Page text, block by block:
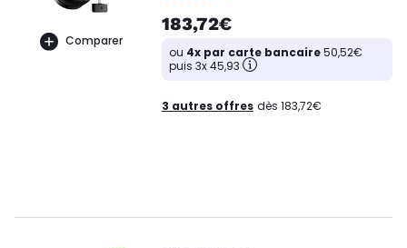
Comparer
183,72€
ou 4x par carte bancaire50,52€
puis 3x 45,93
3 autres offres dès 183,72€